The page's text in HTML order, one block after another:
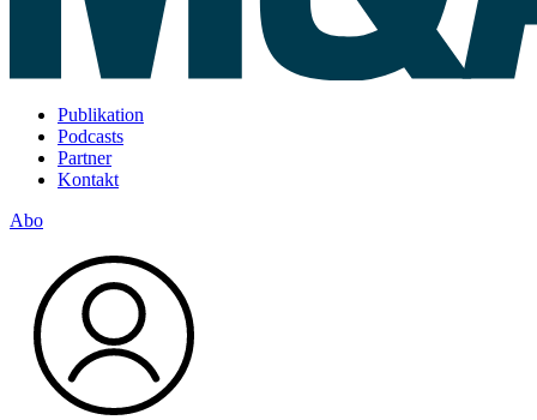
Publikation
Podcasts
Partner
Kontakt
Abo